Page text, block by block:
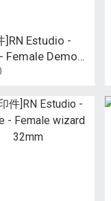
]RN Estudio -
Female Demon